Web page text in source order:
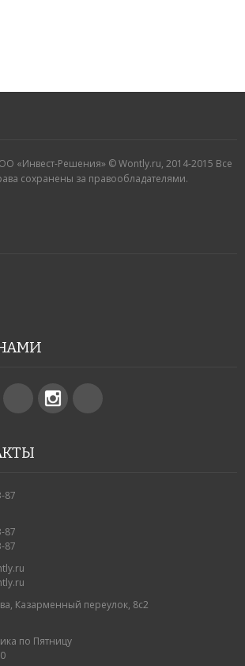
«Инвест-Решения» © Wontly.ru, 2014-2015 Все
сохранены за правообладателями.
87
87
87
Казарменный переулок, 8с2
по Пятницу